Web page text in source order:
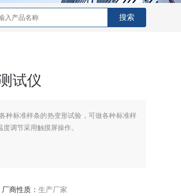
试仪
种标准样条的热变形试验，可做各种标准样
调节采用触摸屏操作。
厂商性质： 生产厂家